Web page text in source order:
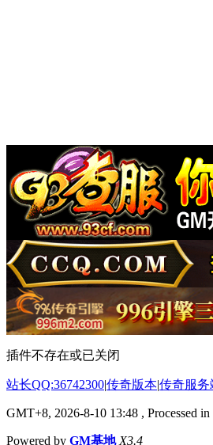
插件不存在或已关闭
站长QQ:36742300|传奇版本|传奇服务
GMT+8, 2026-8-10 13:48 , Processed
Powered by GM基地 X3.4